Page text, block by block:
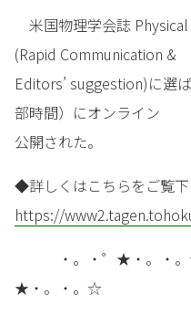
米国物理学会誌
(Rapid Communication &
Editors’ suggestion)に選
部時間）にオンライン
公開された。
◆詳しくはこちらをご覧下
https://
・。・゜★・。・。☆
★・。・。☆